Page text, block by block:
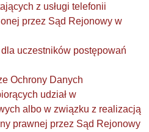
z usługi telefonii
przez Sąd Rejonowy w
uczestników postępowań
Ochrony Danych
udział w
albo w związku z realizacją
prawnej przez Sąd Rejonowy